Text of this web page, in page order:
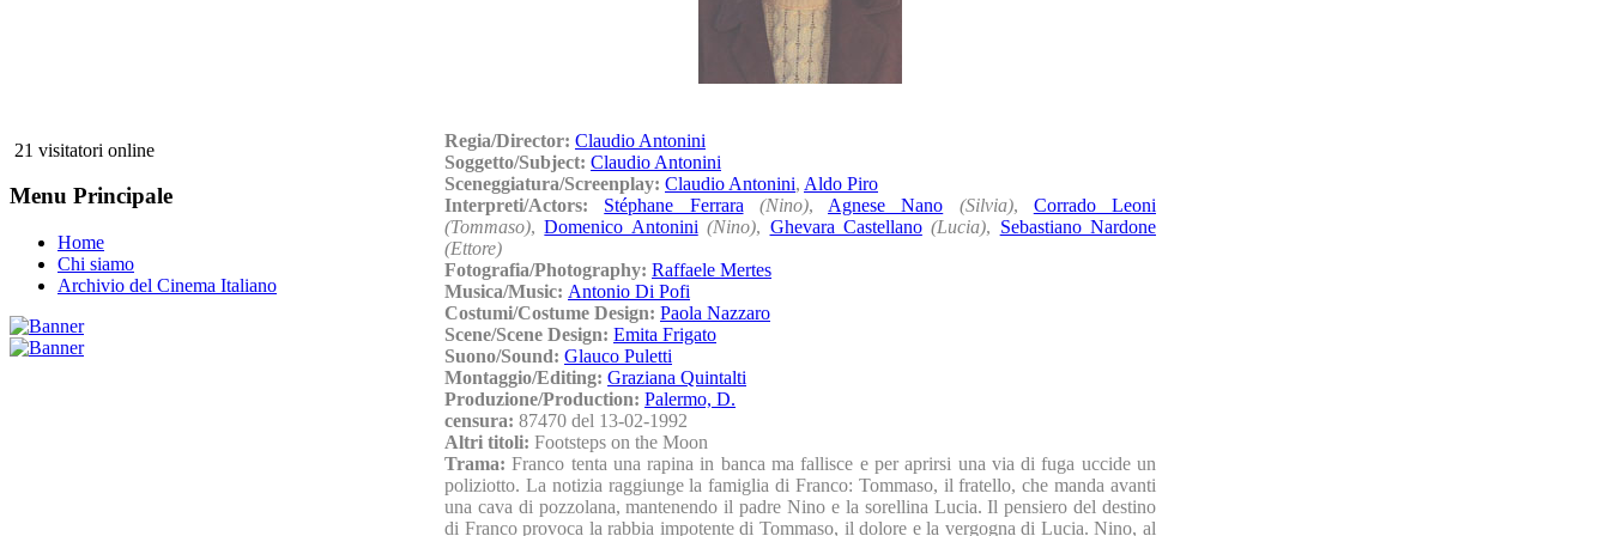
21 visitatori online
Menu Principale
Home
Chi siamo
Archivio del Cinema Italiano
Regia/Director: Claudio Antonini
Soggetto/Subject: Claudio Antonini
Sceneggiatura/Screenplay: Claudio Antonini, Aldo Piro
Interpreti/Actors: Stéphane Ferrara (Nino), Agnese Nano (Silvia), Corrado Leoni
(Tommaso),Domenico Antonini (Nino), Ghevara Castellano (Lucia), Sebastiano Nardone
(Ettore)
Fotografia/Photography: Raffaele Mertes
Musica/Music: Antonio Di Pofi
Costumi/Costume Design: Paola Nazzaro
Scene/Scene Design: Emita Frigato
Suono/Sound: Glauco Puletti
Montaggio/Editing: Graziana Quintalti
Produzione/Production: Palermo, D.
censura: 87470 del 13-02-1992
Altri titoli: Footsteps on the Moon
Trama:Franco tenta una rapina in banca ma fallisce e per aprirsi una via di fuga uccide un
poliziotto. La notizia raggiunge la famiglia di Franco: Tommaso, il fratello, che manda avanti
una cava di pozzolana, mantenendo il padre Nino e la sorellina Lucia. Il pensiero del destino
di Franco provoca la rabbia impotente di Tommaso, il dolore e la vergogna di Lucia. Nino, al